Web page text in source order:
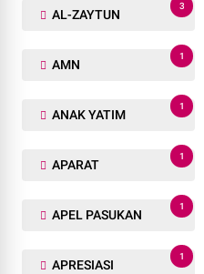
AL-ZAYTUN
3
AMN
1
ANAK YATIM
1
APARAT
1
APEL PASUKAN
1
APRESIASI
1